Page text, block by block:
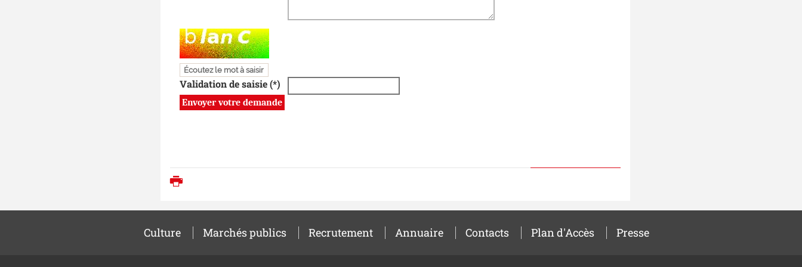
Champ pour les robots. Si vous êtes humains, merci de le laisser vide.
Écoutez le mot à saisir
Validation de saisie (*)
Culture Marchés publics Recrutement Annuaire Contacts Plan d'Accès Presse